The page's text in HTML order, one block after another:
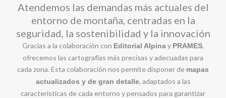
Atendemos las demandas más actuales del
entorno de montaña, centradas en la
seguridad, la sostenibilidad y la innovación
Gracias a la colaboración con Editorial Alpinay PRAMES,
ofrecemos las cartografías más precisas y adecuadas para
cada zona. Esta colaboración nos permite disponer de mapas
actualizados y de gran detalle, adaptados a las
características de cada entorno y pensados para garantizar